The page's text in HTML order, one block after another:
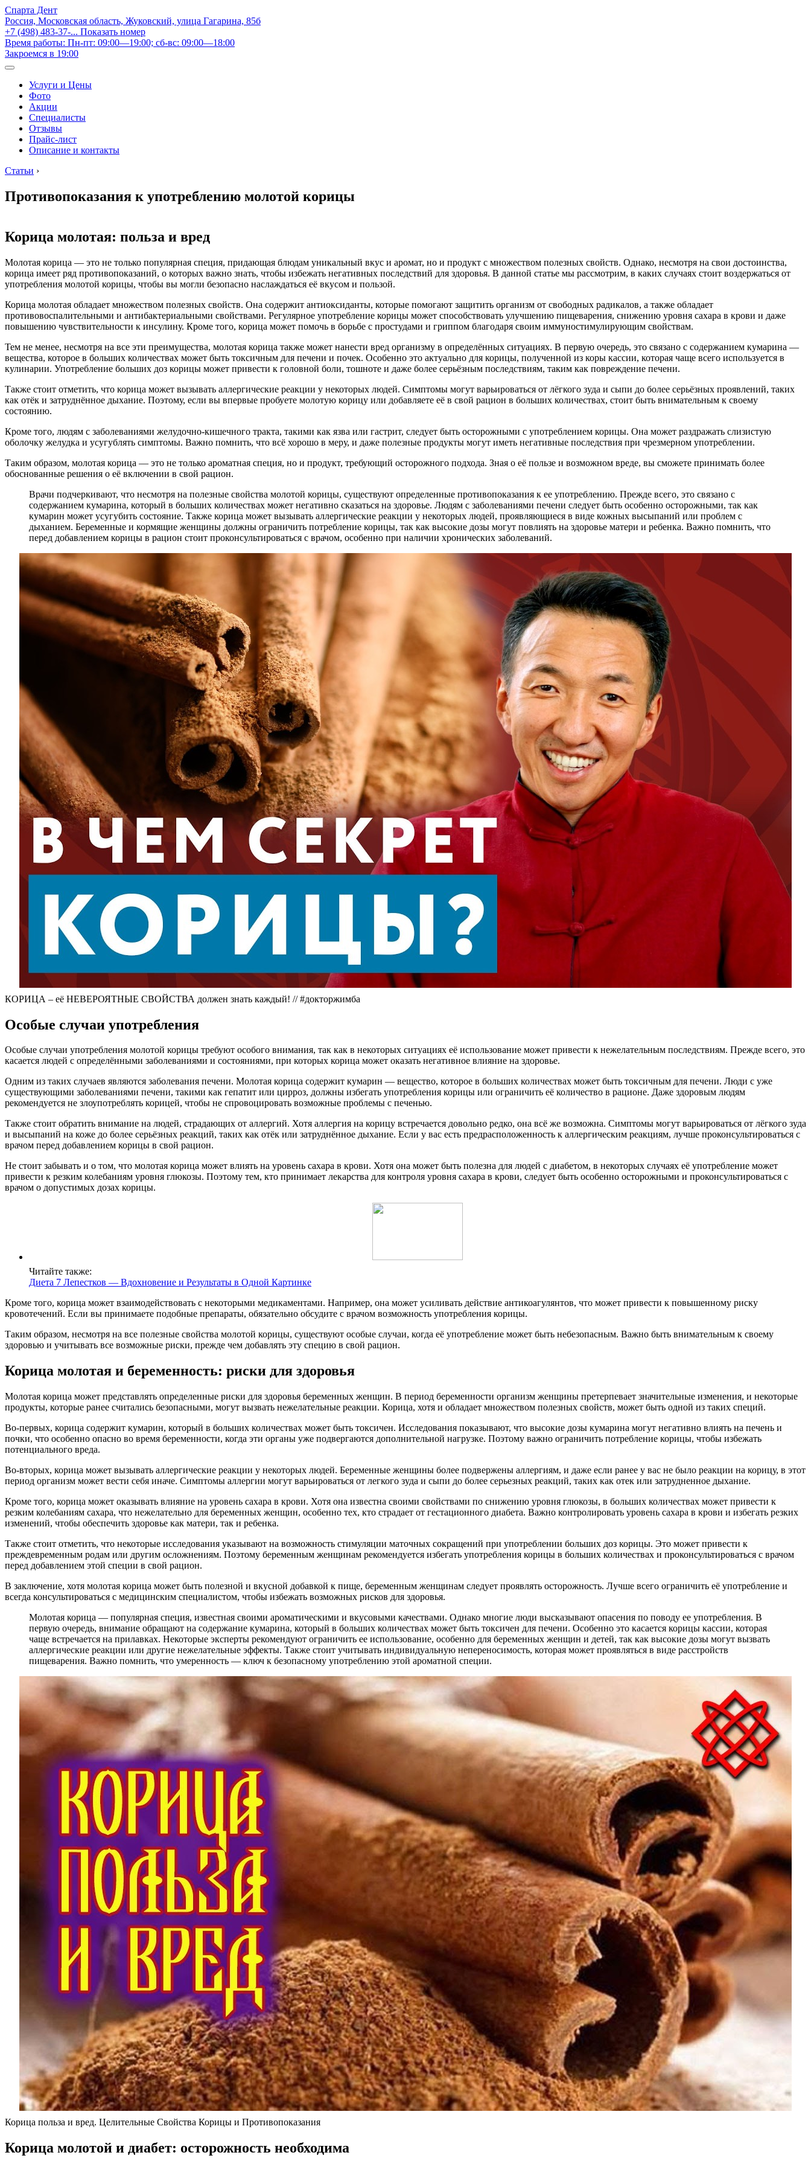
Спарта Дент
Россия, Московская область, Жуковский, улица Гагарина, 85б
+7 (498) 483-37-... Показать номер
Время работы: Пн-пт: 09:00—19:00; сб-вс: 09:00—18:00
Закроемся в 19:00
Услуги и Цены
Фото
Акции
Специалисты
Отзывы
Прайс-лист
Описание и контакты
Статьи ›
Противопоказания к употреблению молотой корицы
Корица молотая: польза и вред
Молотая корица — это не только популярная специя, придающая блюдам уникальный вкус и аромат, но и продукт с множеством полезных свойств. Однако, несмотря на свои достоинства,
корица имеет ряд противопоказаний, о которых важно знать, чтобы избежать негативных последствий для здоровья. В данной статье мы рассмотрим, в каких случаях стоит воздержаться от
употребления молотой корицы, чтобы вы могли безопасно наслаждаться её вкусом и пользой.
Корица молотая обладает множеством полезных свойств. Она содержит антиоксиданты, которые помогают защитить организм от свободных радикалов, а также обладает
противовоспалительными и антибактериальными свойствами. Регулярное употребление корицы может способствовать улучшению пищеварения, снижению уровня сахара в крови и даже
повышению чувствительности к инсулину. Кроме того, корица может помочь в борьбе с простудами и гриппом благодаря своим иммуностимулирующим свойствам.
Тем не менее, несмотря на все эти преимущества, молотая корица также может нанести вред организму в определённых ситуациях. В первую очередь, это связано с содержанием кумарина —
вещества, которое в больших количествах может быть токсичным для печени и почек. Особенно это актуально для корицы, полученной из коры кассии, которая чаще всего используется в
кулинарии. Употребление больших доз корицы может привести к головной боли, тошноте и даже более серьёзным последствиям, таким как повреждение печени.
Также стоит отметить, что корица может вызывать аллергические реакции у некоторых людей. Симптомы могут варьироваться от лёгкого зуда и сыпи до более серьёзных проявлений, таких
как отёк и затруднённое дыхание. Поэтому, если вы впервые пробуете молотую корицу или добавляете её в свой рацион в больших количествах, стоит быть внимательным к своему
состоянию.
Кроме того, людям с заболеваниями желудочно-кишечного тракта, такими как язва или гастрит, следует быть осторожными с употреблением корицы. Она может раздражать слизистую
оболочку желудка и усугублять симптомы. Важно помнить, что всё хорошо в меру, и даже полезные продукты могут иметь негативные последствия при чрезмерном употреблении.
Таким образом, молотая корица — это не только ароматная специя, но и продукт, требующий осторожного подхода. Зная о её пользе и возможном вреде, вы сможете принимать более
обоснованные решения о её включении в свой рацион.
Врачи подчеркивают, что несмотря на полезные свойства молотой корицы, существуют определенные противопоказания к ее употреблению. Прежде всего, это связано с
содержанием кумарина, который в больших количествах может негативно сказаться на здоровье. Людям с заболеваниями печени следует быть особенно осторожными, так как
кумарин может усугубить состояние. Также корица может вызывать аллергические реакции у некоторых людей, проявляющиеся в виде кожных высыпаний или проблем с
дыханием. Беременные и кормящие женщины должны ограничить потребление корицы, так как высокие дозы могут повлиять на здоровье матери и ребенка. Важно помнить, что
перед добавлением корицы в рацион стоит проконсультироваться с врачом, особенно при наличии хронических заболеваний.
КОРИЦА – её НЕВЕРОЯТНЫЕ СВОЙСТВА должен знать каждый! // #докторжимба
Особые случаи употребления
Особые случаи употребления молотой корицы требуют особого внимания, так как в некоторых ситуациях её использование может привести к нежелательным последствиям. Прежде всего, это
касается людей с определёнными заболеваниями и состояниями, при которых корица может оказать негативное влияние на здоровье.
Одним из таких случаев являются заболевания печени. Молотая корица содержит кумарин — вещество, которое в больших количествах может быть токсичным для печени. Люди с уже
существующими заболеваниями печени, такими как гепатит или цирроз, должны избегать употребления корицы или ограничить её количество в рационе. Даже здоровым людям
рекомендуется не злоупотреблять корицей, чтобы не спровоцировать возможные проблемы с печенью.
Также стоит обратить внимание на людей, страдающих от аллергий. Хотя аллергия на корицу встречается довольно редко, она всё же возможна. Симптомы могут варьироваться от лёгкого зуда
и высыпаний на коже до более серьёзных реакций, таких как отёк или затруднённое дыхание. Если у вас есть предрасположенность к аллергическим реакциям, лучше проконсультироваться с
врачом перед добавлением корицы в свой рацион.
Не стоит забывать и о том, что молотая корица может влиять на уровень сахара в крови. Хотя она может быть полезна для людей с диабетом, в некоторых случаях её употребление может
привести к резким колебаниям уровня глюкозы. Поэтому тем, кто принимает лекарства для контроля уровня сахара в крови, следует быть особенно осторожными и проконсультироваться с
врачом о допустимых дозах корицы.
Читайте также:
Диета 7 Лепестков — Вдохновение и Результаты в Одной Картинке
Кроме того, корица может взаимодействовать с некоторыми медикаментами. Например, она может усиливать действие антикоагулянтов, что может привести к повышенному риску
кровотечений. Если вы принимаете подобные препараты, обязательно обсудите с врачом возможность употребления корицы.
Таким образом, несмотря на все полезные свойства молотой корицы, существуют особые случаи, когда её употребление может быть небезопасным. Важно быть внимательным к своему
здоровью и учитывать все возможные риски, прежде чем добавлять эту специю в свой рацион.
Корица молотая и беременность: риски для здоровья
Молотая корица может представлять определенные риски для здоровья беременных женщин. В период беременности организм женщины претерпевает значительные изменения, и некоторые
продукты, которые ранее считались безопасными, могут вызвать нежелательные реакции. Корица, хотя и обладает множеством полезных свойств, может быть одной из таких специй.
Во-первых, корица содержит кумарин, который в больших количествах может быть токсичен. Исследования показывают, что высокие дозы кумарина могут негативно влиять на печень и
почки, что особенно опасно во время беременности, когда эти органы уже подвергаются дополнительной нагрузке. Поэтому важно ограничить потребление корицы, чтобы избежать
потенциального вреда.
Во-вторых, корица может вызывать аллергические реакции у некоторых людей. Беременные женщины более подвержены аллергиям, и даже если ранее у вас не было реакции на корицу, в этот
период организм может вести себя иначе. Симптомы аллергии могут варьироваться от легкого зуда и сыпи до более серьезных реакций, таких как отек или затрудненное дыхание.
Кроме того, корица может оказывать влияние на уровень сахара в крови. Хотя она известна своими свойствами по снижению уровня глюкозы, в больших количествах может привести к
резким колебаниям сахара, что нежелательно для беременных женщин, особенно тех, кто страдает от гестационного диабета. Важно контролировать уровень сахара в крови и избегать резких
изменений, чтобы обеспечить здоровье как матери, так и ребенка.
Также стоит отметить, что некоторые исследования указывают на возможность стимуляции маточных сокращений при употреблении больших доз корицы. Это может привести к
преждевременным родам или другим осложнениям. Поэтому беременным женщинам рекомендуется избегать употребления корицы в больших количествах и проконсультироваться с врачом
перед добавлением этой специи в свой рацион.
В заключение, хотя молотая корица может быть полезной и вкусной добавкой к пище, беременным женщинам следует проявлять осторожность. Лучше всего ограничить её употребление и
всегда консультироваться с медицинским специалистом, чтобы избежать возможных рисков для здоровья.
Молотая корица — популярная специя, известная своими ароматическими и вкусовыми качествами. Однако многие люди высказывают опасения по поводу ее употребления. В
первую очередь, внимание обращают на содержание кумарина, который в больших количествах может быть токсичен для печени. Особенно это касается корицы кассии, которая
чаще встречается на прилавках. Некоторые эксперты рекомендуют ограничить ее использование, особенно для беременных женщин и детей, так как высокие дозы могут вызвать
аллергические реакции или другие нежелательные эффекты. Также стоит учитывать индивидуальную непереносимость, которая может проявляться в виде расстройств
пищеварения. Важно помнить, что умеренность — ключ к безопасному употреблению этой ароматной специи.
Корица польза и вред. Целительные Свойства Корицы и Противопоказания
Корица молотой и диабет: осторожность необходима